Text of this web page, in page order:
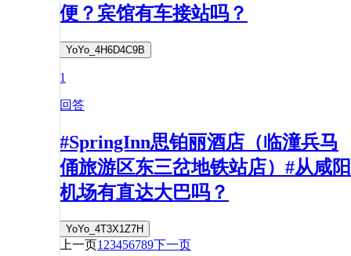
便？宾馆有车接站吗？
YoYo_4H6D4C9B
1
回答
#SpringInn思铂丽酒店（临潼兵马
俑旅游区东三岔地铁站店）#从咸阳
机场有直达大巴吗？
YoYo_4T3X1Z7H
上一页1 23456789下一页